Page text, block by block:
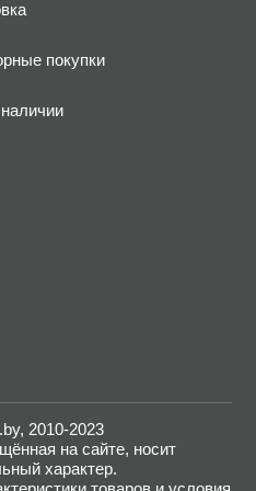
покупки
2010-2023
на сайте, носит
характер.